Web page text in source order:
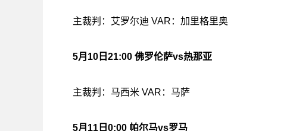
主裁判：艾罗尔迪 VAR：加里格里奥
5月10日21:00 佛罗伦萨vs热那亚
主裁判：马西米 VAR：马萨
5月11日0:00 帕尔马vs罗马